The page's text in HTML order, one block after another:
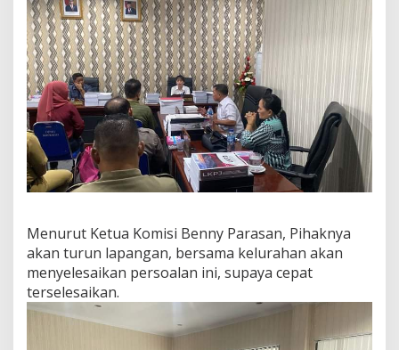
Menurut Ketua Komisi Benny Parasan, Pihaknya
akan turun lapangan, bersama kelurahan akan
menyelesaikan persoalan ini, supaya cepat
terselesaikan.